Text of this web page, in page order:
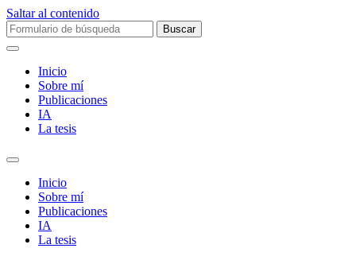
Saltar al contenido
Buscar:
Inicio
Sobre mí­
Publicaciones
IA
La tesis
Alternar
campo
búsqueda
Inicio
Sobre mí­
Publicaciones
IA
La tesis